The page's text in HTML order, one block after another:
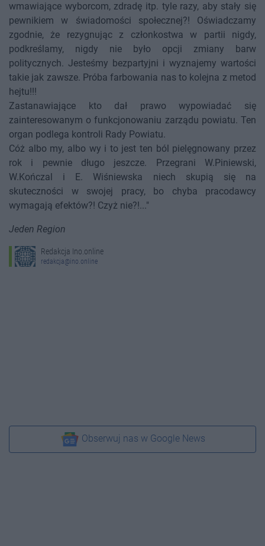
wmawiające wyborcom, zdradę itp. tyle razy, aby stały się
pewnikiem w świadomości społecznej?! Oświadczamy
zgodnie, że rezygnując z członkostwa w partii nigdy,
podkreślamy, nigdy nie było opcji zmiany barw
politycznych. Jesteśmy bezpartyjni i wyznajemy wartości
takie jak zawsze. Próba farbowania nas to kolejna z metod
hejtu!!!
Zastanawiające kto dał prawo wypowiadać się
zainteresowanym o funkcjonowaniu zarządu powiatu. Ten
organ podlega kontroli Rady Powiatu.
Cóż albo my, albo wy i to jest ten ból pielęgnowany przez
rok i pewnie długo jeszcze. Przegrani W.Piniewski,
W.Kończal i E. Wiśniewska niech skupią się na
skuteczności w swojej pracy, bo chyba pracodawcy
wymagają efektów?! Czyż nie?!..."
Jeden Region
Redakcja Ino.online
redakcja@ino.online
Obserwuj nas w Google News